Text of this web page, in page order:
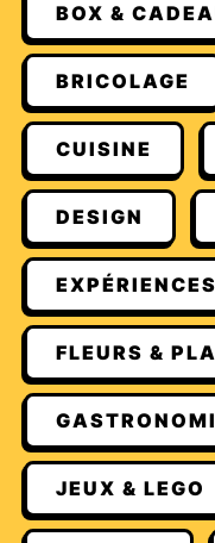
BOX &
BRICOLAGE
CUISINE
DESIGN
EXPÉRIENCES
FLEURS &
JEUX & LEGO